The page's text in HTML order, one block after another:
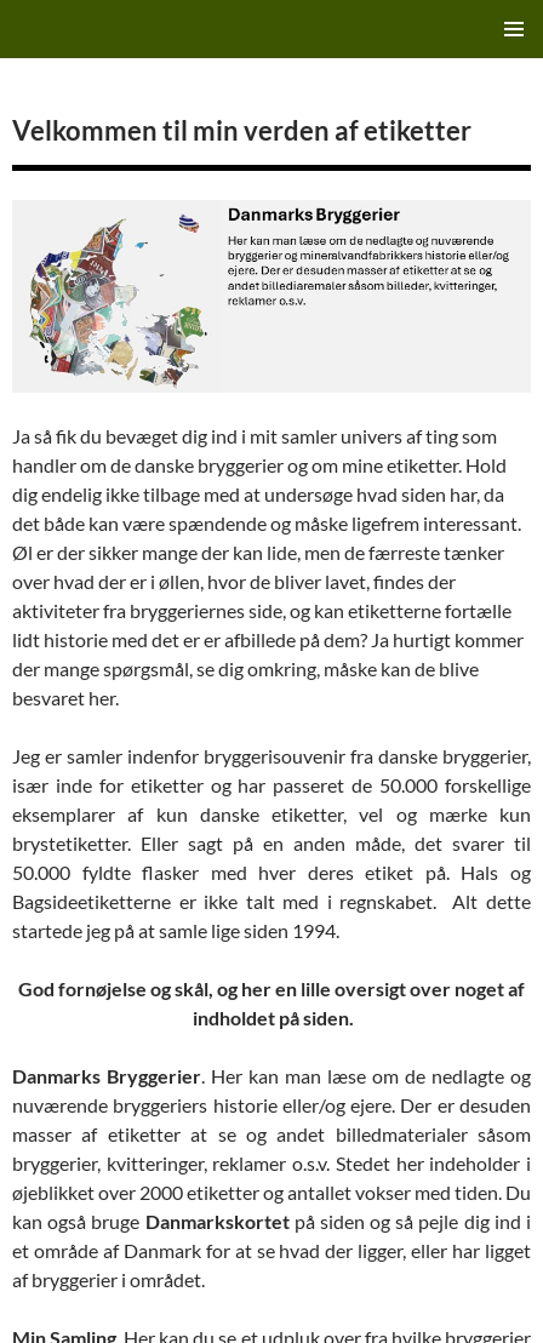
Velkommen til min verden af etiketter
Ja så fik du bevæget dig ind i mit samler univers af ting som
handler om de danske bryggerier og om mine etiketter. Hold
dig endelig ikke tilbage med at undersøge hvad siden har, da
det både kan være spændende og måske ligefrem interessant.
Øl er der sikker mange der kan lide, men de færreste tænker
over hvad der er i øllen, hvor de bliver lavet, findes der
aktiviteter fra bryggeriernes side, og kan etiketterne fortælle
lidt historie med det er er afbillede på dem? Ja hurtigt kommer
der mange spørgsmål, se dig omkring, måske kan de blive
besvaret her.
Jeg er samler indenfor bryggerisouvenir fra danske bryggerier,
især inde for etiketter og har passeret de 50.000 forskellige
eksemplarer af kun danske etiketter, vel og mærke kun
brystetiketter. Eller sagt på en anden måde, det svarer til
50.000 fyldte flasker med hver deres etiket på. Hals og
Bagsideetiketterne er ikke talt med i regnskabet. Alt dette
startede jeg på at samle lige siden 1994.
God fornøjelse og skål, og her en lille oversigt over noget af
indholdet på siden.
Danmarks Bryggerier. Her kan man læse om de nedlagte og
nuværende bryggeriers historie eller/og ejere. Der er desuden
masser af etiketter at se og andet billedmaterialer såsom
bryggerier, kvitteringer, reklamer o.s.v. Stedet her indeholder i
øjeblikket over 2000 etiketter og antallet vokser med tiden. Du
kan også bruge Danmarkskortetpå siden og så pejle dig ind i
et område af Danmark for at se hvad der ligger, eller har ligget
af bryggerier i området.
Min Samling. Her kan du se et udpluk over fra hvilke bryggerier